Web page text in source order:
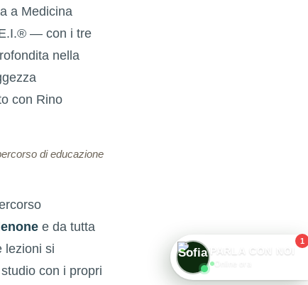
a Medicina
— con i tre
nella
con Rino
di educazione
e da tutta
lezioni si
con i propri
PARLA CON NOI
Online ora
1